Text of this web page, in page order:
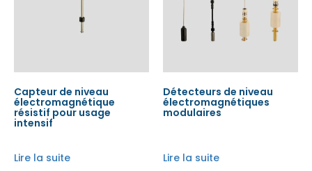
Capteur de niveau
électromagnétique
résistif pour usage
intensif
Lire la suite
Détecteurs de niveau
électromagnétiques
modulaires
Lire la suite